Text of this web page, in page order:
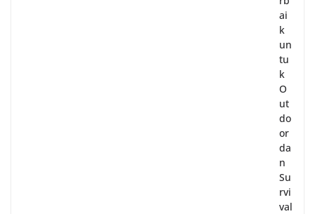
ai
k
un
tu
k
O
ut
do
or
da
n
Su
rvi
val